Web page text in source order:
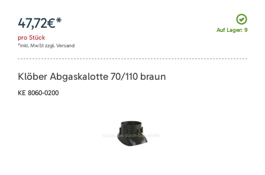
Auf Lager: 9
47,72€*
pro Stück
*inkl. MwSt zzgl. Versand
Klöber Abgaskalotte 70/110 braun
KE 8060-0200